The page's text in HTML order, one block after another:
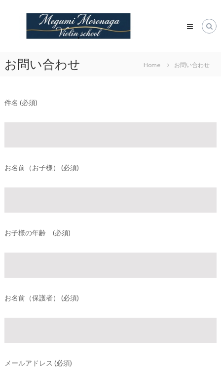
ァ
イ
ン
Moronaga
Class
お問い合わせ Home お問い合わせ
件名 (必須)
お名前（お子様） (必須)
お子様の年齢 (必須)
お名前（保護者） (必須)
メールアドレス (必須)